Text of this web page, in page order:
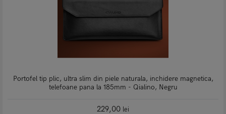
Portofel tip plic, ultra slim din piele naturala, inchidere magnetica,
telefoane pana la 185mm - Qialino, Negru
229,00 lei